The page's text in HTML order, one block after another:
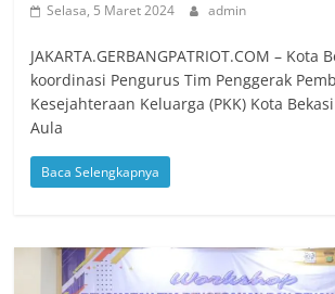
Selasa, 5 Maret 2024 admin
JAKARTA.GERBANGPATRIOT.COM – Kota
koordinasi Pengurus Tim Penggerak
Kesejahteraan Keluarga (PKK) Kota
Aula
Baca Selengkapnya